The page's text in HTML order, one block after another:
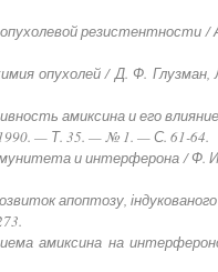
резистентности
опухолей / Д. Ф.
амиксина и его
— Т. 35. — № 1. — С. 61-64.
и интерферона / Ф.
апоптозу,
амиксина на